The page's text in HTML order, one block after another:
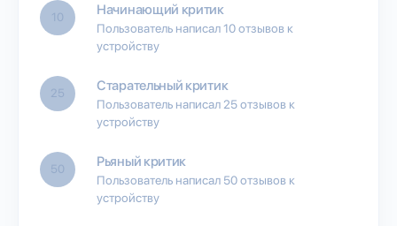
10 Начинающий критик
Пользователь написал 10 отзывов к
устройству
25 Старательный критик
Пользователь написал 25 отзывов к
устройству
50 Рьяный критик
Пользователь написал 50 отзывов к
устройству